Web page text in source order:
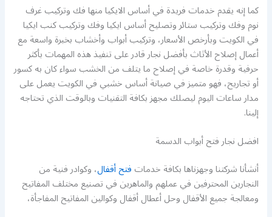
كما إنه يقدم خدمات فريدة في أساس الايكيا منها فك وتركيب غرف
نوم وفك وتركيب ستائر وتصليح أساس ايكيا وفك وتركيب كنب ايكيا
في الكويت وبأرخص الأسعار، وتركيب أبواب وأخشاب بخبرة واسعة مع
أعمال إصلاح الأثاث بأفضل نجار قادر على تنفيذ هذه المهمات بأكثر
حرفية وقدرة خاصة في إصلاح ما يتلف من الخشب سواء كان به كسور
أو تجاريح، فهو متميز في صيانة أساس خشبي في الكويت يعمل على
مدار ساعات اليوم ليصلك مجهز بكافة التقنيات وبالوقت الذي تحتاجه
إلينا.
افضل نجار فتح أبواب الدسمة
أنشأنا شركتنا وجهزناها بكافة خدماتفتح أقفال، وكوادر فنية من
النجارين المحترفين في عملهم والماهرين في تصنيع مختلف المفاتيح
ومعالجة جميع الأقفال وحل أعطال أقفال وكوالين المفاتيح المفاجأة،